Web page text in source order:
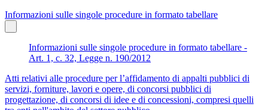
Informazioni sulle singole procedure in formato tabellare
Informazioni sulle singole procedure in formato tabellare -
Art. 1, c. 32, Legge n. 190/2012
Atti relativi alle procedure per l’affidamento di appalti pubblici di
servizi, forniture, lavori e opere, di concorsi pubblici di
progettazione, di concorsi di idee e di concessioni, compresi quelli